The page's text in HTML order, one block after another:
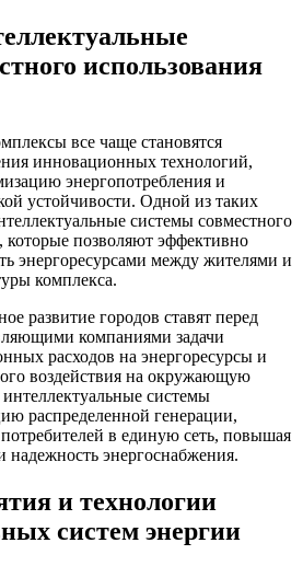
использования
все чаще становятся
инновационных технологий,
энергопотребления и
устойчивости. Одной из таких
системы совместного
которые позволяют эффективно
энергоресурсами между жителями и
комплекса.
развитие городов ставят перед
компаниями задачи
расходов на энергоресурсы и
воздействия на окружающую
системы
распределенной генерации,
в единую сеть, повышая
энергоснабжения.
и технологии
систем энергии